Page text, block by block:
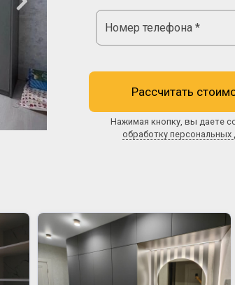
Рассчитать
Нажимая кнопку, вы даете
обработку персональных